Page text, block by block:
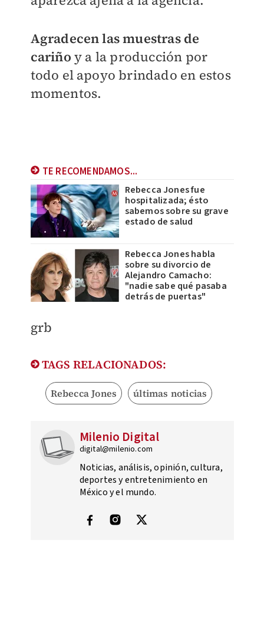
Agradecen las muestras de
cariño y a la producción por
todo el apoyo brindado en estos
momentos.
TE RECOMENDAMOS...
Rebecca Jones fue
hospitalizada; ésto
sabemos sobre su grave
estado de salud
Rebecca Jones habla
sobre su divorcio de
Alejandro Camacho:
"nadie sabe qué pasaba
detrás de puertas"
grb
TAGS RELACIONADOS:
Rebecca Jones últimas noticias
Milenio Digital
digital@milenio.com
Noticias, análisis, opinión, cultura,
deportes y entretenimiento en
México y el mundo.